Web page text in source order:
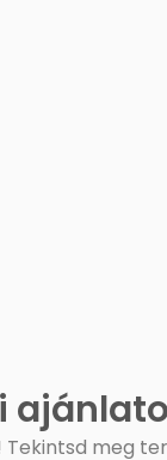
Tekintsd meg